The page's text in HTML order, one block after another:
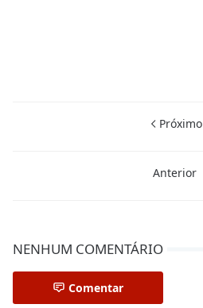
Próximo
Anterior
NENHUM COMENTÁRIO
Comentar